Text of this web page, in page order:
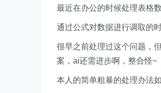
最近在办公的时候处理表格
通过公式对数据进行调取的
很早之前处理过这个问题，
案，ai还需进步啊，整合怪~
本人的简单粗暴的处理办法如